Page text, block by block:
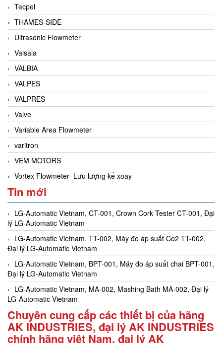
Tecpel
THAMES-SIDE
Ultrasonic Flowmeter
Vaisala
VALBIA
VALPES
VALPRES
Valve
Variable Area Flowmeter
varitron
VEM MOTORS
Vortex Flowmeter- Lưu lượng kế xoay
Tin mới
LG-Automatic Vietnam, CT-001, Crown Cork Tester CT-001, Đại
lý LG-Automatic Vietnam
LG-Automatic Vietnam, TT-002, Máy đo áp suất Co2 TT-002,
Đại lý LG-Automatic Vietnam
LG-Automatic Vietnam, BPT-001, Máy đo áp suất chai BPT-001,
Đại lý LG-Automatic Vietnam
LG-Automatic Vietnam, MA-002, Mashing Bath MA-002, Đại lý
LG-Automatic Vietnam
Chuyên cung cấp các thiết bị của hãng
AK INDUSTRIES, đại lý AK INDUSTRIES
chính hãng việt Nam, đại lý AK